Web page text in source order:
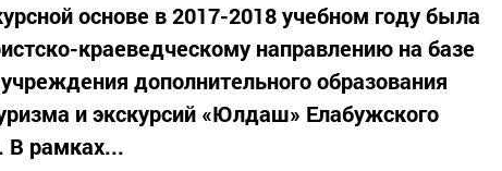
основе в 2017-2018 учебном году была
краеведческому направлению на базе
дополнительного образования
и экскурсий «Юлдаш» Елабужского
В рамках...